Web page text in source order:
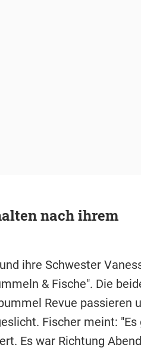
nach ihrem
ihre Schwester
& Fische". Die
Revue passieren
Fischer meint: "Es
Es war Richtung